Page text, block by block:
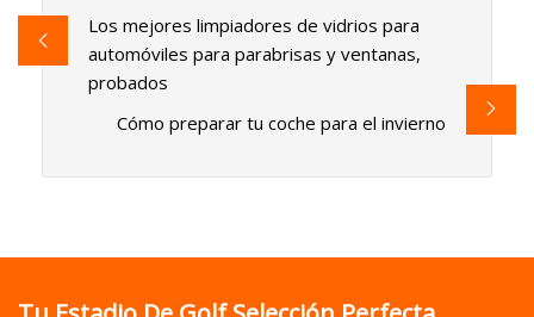
Los mejores limpiadores de vidrios para
automóviles para parabrisas y ventanas,
probados
Cómo preparar tu coche para el invierno